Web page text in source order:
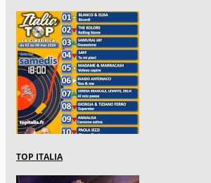
TOP ITALIA